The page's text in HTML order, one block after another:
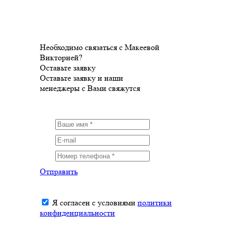
Необходимо связаться с Макеевой
Викторией?
Оставьте заявку
Оставьте заявку и наши
менеджеры с Вами свяжутся
Отправить
Я согласен с условиями политики
конфиденциальности